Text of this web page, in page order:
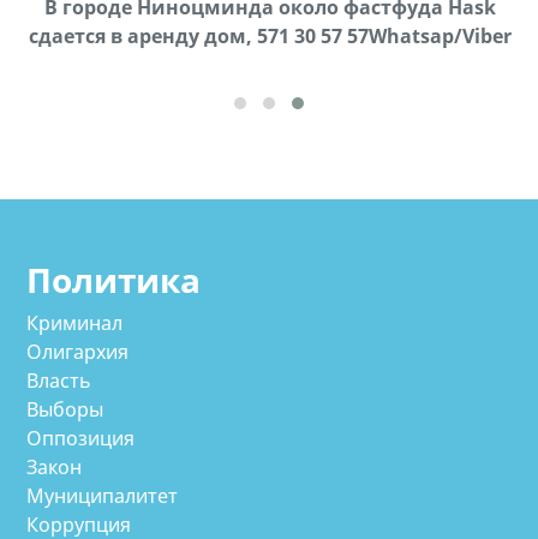
В городе Ниноцминда около фастфуда Hask
cдается в аренду дом, 571 30 57 57Whatsap/Viber
Политика
Криминал
Олигархия
Власть
Выборы
Оппозиция
Закон
Муниципалитет
Коррупция